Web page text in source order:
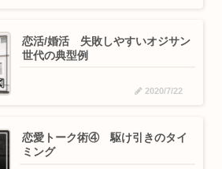
恋活/婚活 失敗しやすいオジサン
世代の典型例
2020/7/22
恋愛トーク術④ 駆け引きのタイ
ミング